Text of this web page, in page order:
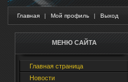
Главная | Мой профиль | Выход
МЕНЮ САЙТА
Главная страница
Новости